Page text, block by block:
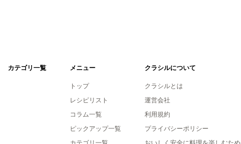
カテゴリ一覧 メニュー
トップ
レシピリスト
コラム一覧
ピックアップ一覧
クラシルについて
クラシルとは
運営会社
利用規約
プライバシーポリシー